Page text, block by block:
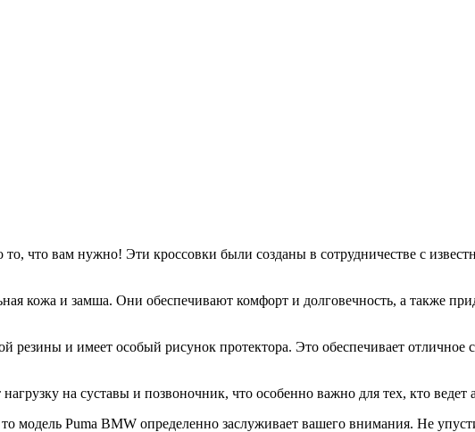
что вам нужно! Эти кроссовки были созданы в сотрудничестве с
кожа и замша. Они обеспечивают комфорт и долговечность, а также
резины и имеет особый рисунок протектора. Это обеспечивает
на суставы и позвоночник, что особенно важно для тех, кто
модель Puma BMW определенно заслуживает вашего внимания. Не